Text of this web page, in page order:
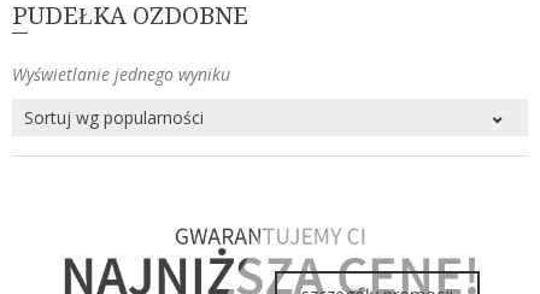
PUDEŁKA OZDOBNE
Wyświetlanie jednego wyniku